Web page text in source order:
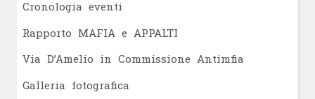
Cronologia eventi
Rapporto MAFIA e APPALTI
Via D’Amelio in Commissione Antimfia
Galleria fotografica